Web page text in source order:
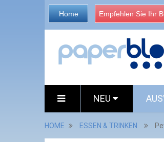
Home Empfehlen Sie Ihr
NEU
HOME ESSEN & TRINKEN